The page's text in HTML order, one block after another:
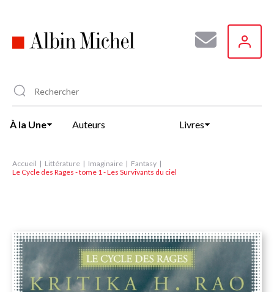
principal
À la Une Auteurs Livres
Accueil Littérature Imaginaire
Fantasy
Le Cycle des Rages - tome 1 - Les Survivants du ciel